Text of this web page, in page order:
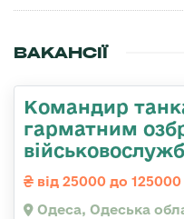
ВАКАНСІЇ
Командиp
гарматним
від 25000 до 125000
Одеса, Одеська